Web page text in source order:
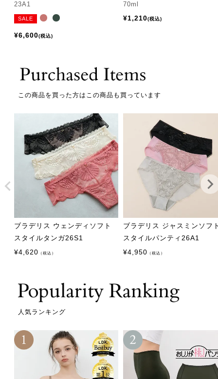
23A1
SALE
¥6,600 税込
70ml
¥1,210 税込
この商品を買った方はこの商品も買っています
ブラデリス ウェンディソフト
スタイルタンガ26S1
¥4,620 （税込）
ブラデリス ジャスミンソフ
スタイルパンティ26A1
¥4,950 （税込）
人気ランキング